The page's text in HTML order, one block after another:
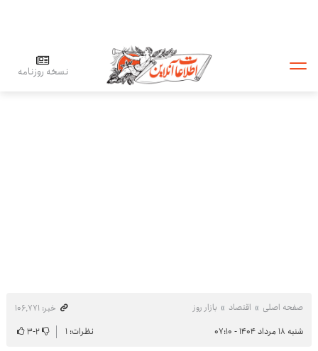
نسخه روزنامه
صفحه اصلی اقتصاد بازار روز
خبر: ۱۰۶٬۷۷۱
شنبه ۱۸ مرداد ۱۴۰۴ - ۰۷:۱۰
نظرات: ۱ ۲-۳